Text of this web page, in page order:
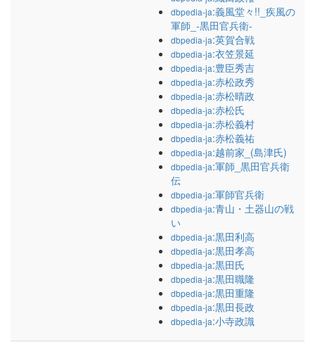
dbpedia-ja:義風堂々!!_疾風の
軍師_-黒田官兵衛-
dbpedia-ja:英賀合戦
dbpedia-ja:衣笠景延
dbpedia-ja:豊臣秀吉
dbpedia-ja:赤松政秀
dbpedia-ja:赤松晴政
dbpedia-ja:赤松氏
dbpedia-ja:赤松義村
dbpedia-ja:赤松義祐
dbpedia-ja:越前家_(島津氏)
dbpedia-ja:軍師_黒田官兵衛
伝
dbpedia-ja:軍師官兵衛
dbpedia-ja:青山・土器山の戦
い
dbpedia-ja:黒田利高
dbpedia-ja:黒田孝高
dbpedia-ja:黒田氏
dbpedia-ja:黒田職隆
dbpedia-ja:黒田重隆
dbpedia-ja:黒田長政
dbpedia-ja:小寺政識